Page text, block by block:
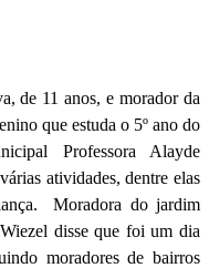
de 11 anos, e morador da
que estuda o 5º ano do
Professora Alayde
atividades, dentre elas
Moradora do jardim
disse que foi um dia
moradores de bairros